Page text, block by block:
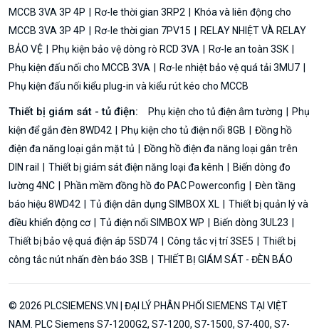
MCCB 3VA 3P 4P
Rơ-le thời gian 3RP2
Khóa và liên động cho
MCCB 3VA 3P 4P
Rơ-le thời gian 7PV15
RELAY NHIỆT VÀ RELAY
BẢO VỆ
Phụ kiện bảo vệ dòng rò RCD 3VA
Rơ-le an toàn 3SK
Phụ kiện đấu nối cho MCCB 3VA
Rơ-le nhiệt bảo vệ quá tải 3MU7
Phụ kiện đấu nối kiểu plug-in và kiểu rút kéo cho MCCB
Thiết bị giám sát - tủ điện: Phụ kiện cho tủ điện âm tường
Phụ
kiện để gắn đèn 8WD42
Phụ kiện cho tủ điện nổi 8GB
Đồng hồ
điện đa năng loại gắn mặt tủ
Đồng hồ điện đa năng loại gắn trên
DIN rail
Thiết bị giám sát điện năng loại đa kênh
Biến dòng đo
lường 4NC
Phần mềm đồng hồ đo PAC Powerconfig
Đèn tầng
báo hiệu 8WD42
Tủ điện dân dụng SIMBOX XL
Thiết bị quản lý và
điều khiển động cơ
Tủ điện nổi SIMBOX WP
Biến dòng 3UL23
Thiết bị bảo vệ quá điện áp 5SD74
Công tắc vị trí 3SE5
Thiết bị
công tắc nút nhấn đèn báo 3SB
THIẾT BỊ GIÁM SÁT - ĐÈN BÁO
© 2026 PLCSIEMENS.VN | ĐẠI LÝ PHÂN PHỐI SIEMENS TẠI VIỆT
NAM. PLC Siemens S7-1200G2, S7-1200, S7-1500, S7-400, S7-